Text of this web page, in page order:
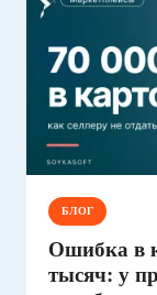
БЛОГ
Ошибка в
тысяч: у